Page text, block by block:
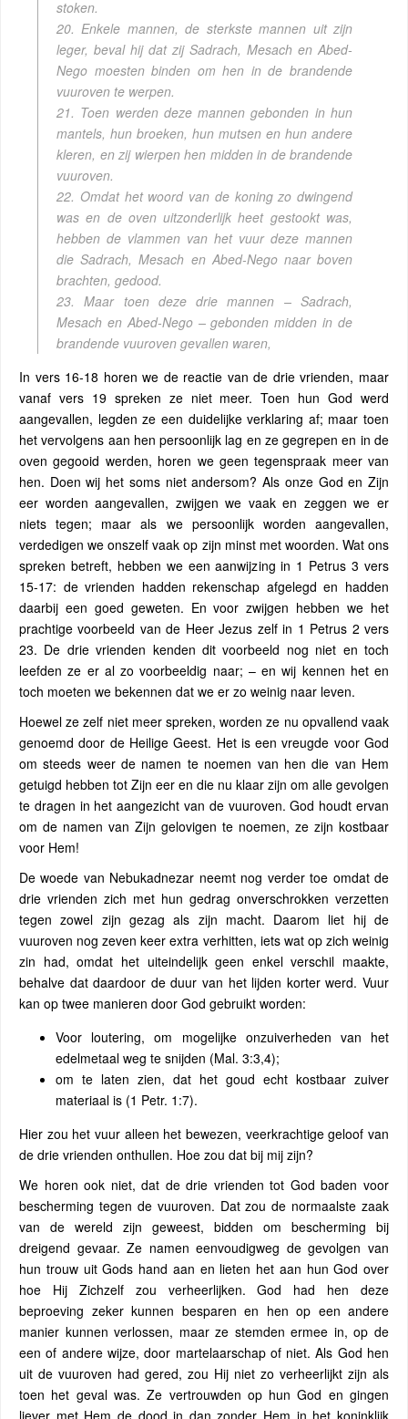
stoken.
20. Enkele mannen, de sterkste mannen uit zijn
leger, beval hij dat zij Sadrach, Mesach en Abed-
Nego moesten binden om hen in de brandende
vuuroven te werpen.
21. Toen werden deze mannen gebonden in hun
mantels, hun broeken, hun mutsen en hun andere
kleren, en zij wierpen hen midden in de brandende
vuuroven.
22. Omdat het woord van de koning zo dwingend
was en de oven uitzonderlijk heet gestookt was,
hebben de vlammen van het vuur deze mannen
die Sadrach, Mesach en Abed-Nego naar boven
brachten, gedood.
23. Maar toen deze drie mannen – Sadrach,
Mesach en Abed-Nego – gebonden midden in de
brandende vuuroven gevallen waren,
In vers 16-18 horen we de reactie van de drie vrienden, maar
vanaf vers 19 spreken ze niet meer. Toen hun God werd
aangevallen, legden ze een duidelijke verklaring af; maar toen
het vervolgens aan hen persoonlijk lag en ze gegrepen en in de
oven gegooid werden, horen we geen tegenspraak meer van
hen. Doen wij het soms niet andersom? Als onze God en Zijn
eer worden aangevallen, zwijgen we vaak en zeggen we er
niets tegen; maar als we persoonlijk worden aangevallen,
verdedigen we onszelf vaak op zijn minst met woorden. Wat ons
spreken betreft, hebben we een aanwijzing in 1 Petrus 3 vers
15-17: de vrienden hadden rekenschap afgelegd en hadden
daarbij een goed geweten. En voor zwijgen hebben we het
prachtige voorbeeld van de Heer Jezus zelf in 1 Petrus 2 vers
23. De drie vrienden kenden dit voorbeeld nog niet en toch
leefden ze er al zo voorbeeldig naar; – en wij kennen het en
toch moeten we bekennen dat we er zo weinig naar leven.
Hoewel ze zelf niet meer spreken, worden ze nu opvallend vaak
genoemd door de Heilige Geest. Het is een vreugde voor God
om steeds weer de namen te noemen van hen die van Hem
getuigd hebben tot Zijn eer en die nu klaar zijn om alle gevolgen
te dragen in het aangezicht van de vuuroven. God houdt ervan
om de namen van Zijn gelovigen te noemen, ze zijn kostbaar
voor Hem!
De woede van Nebukadnezar neemt nog verder toe omdat de
drie vrienden zich met hun gedrag onverschrokken verzetten
tegen zowel zijn gezag als zijn macht. Daarom liet hij de
vuuroven nog zeven keer extra verhitten, iets wat op zich weinig
zin had, omdat het uiteindelijk geen enkel verschil maakte,
behalve dat daardoor de duur van het lijden korter werd. Vuur
kan op twee manieren door God gebruikt worden:
Voor loutering, om mogelijke onzuiverheden van het
edelmetaal weg te snijden (Mal. 3:3,4);
om te laten zien, dat het goud echt kostbaar zuiver
materiaal is (1 Petr. 1:7).
Hier zou het vuur alleen het bewezen, veerkrachtige geloof van
de drie vrienden onthullen. Hoe zou dat bij mij zijn?
We horen ook niet, dat de drie vrienden tot God baden voor
bescherming tegen de vuuroven. Dat zou de normaalste zaak
van de wereld zijn geweest, bidden om bescherming bij
dreigend gevaar. Ze namen eenvoudigweg de gevolgen van
hun trouw uit Gods hand aan en lieten het aan hun God over
hoe Hij Zichzelf zou verheerlijken. God had hen deze
beproeving zeker kunnen besparen en hen op een andere
manier kunnen verlossen, maar ze stemden ermee in, op de
een of andere wijze, door martelaarschap of niet. Als God hen
uit de vuuroven had gered, zou Hij niet zo verheerlijkt zijn als
toen het geval was. Ze vertrouwden op hun God en gingen
liever met Hem de dood in dan zonder Hem in het koninklijk